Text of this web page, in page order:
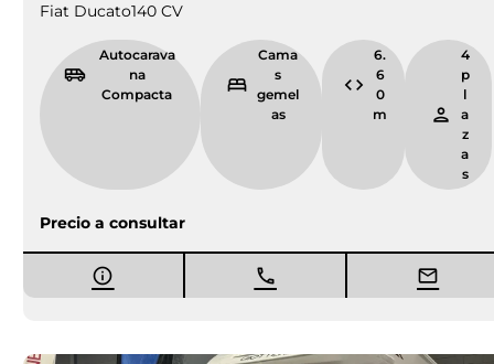
Fiat Ducato140 CV
Autocarava
na
Compacta
Cama
s
gemel
as
6.
6
0
m
4
p
l
a
z
a
s
Precio a consultar